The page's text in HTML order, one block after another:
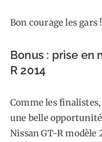
Bon courage les gars !
Bonus : prise en
R 2014
Comme les
une belle
Nissan GT-R modèle